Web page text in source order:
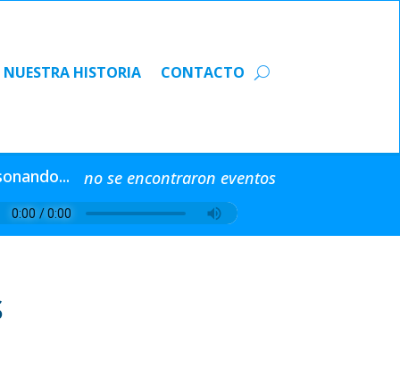
NUESTRA HISTORIA CONTACTO
NUESTRA HISTORIA CONTACTO
no se encontraron eventos